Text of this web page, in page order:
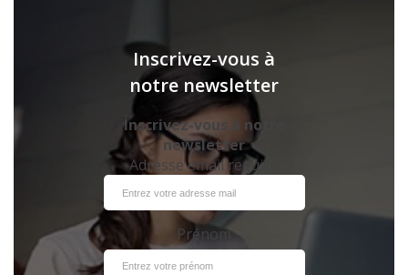
Inscrivez-vous à
notre newsletter
Inscrivez-vous à notre
newsletter
Adresse email requise
Prénom